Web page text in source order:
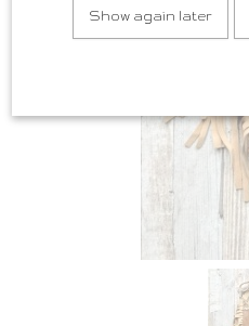
Show again later